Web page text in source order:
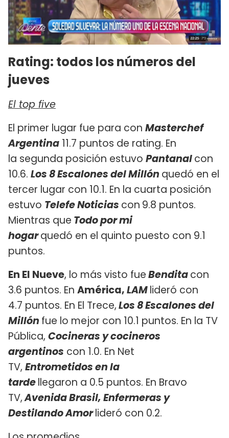
Rating: todos los números del
jueves
El top five
El primer lugar fue para con Masterchef
Argentina 11.7 puntos de rating. En
la segunda posición estuvo Pantanalcon
10.6. Los 8 Escalones del Millón quedó en el
tercer lugar con 10.1. En la cuarta posición
estuvo Telefe Noticias con 9.8 puntos.
Mientras que Todo por mi
hogarquedó en el quinto puesto con 9.1
puntos.
En El Nueve, lo más visto fueBenditacon
3.6 puntos. En América,LAMlideró con
4.7 puntos. En El Trece,Los 8 Escalones del
Millón fue lo mejor con 10.1 puntos. En la TV
Pública, Cocineras y cocineros
argentinos con 1.0. En Net
TV, Entrometidos en la
tardellegaron a 0.5 puntos. En Bravo
TV,Avenida Brasil, Enfermeras y
Destilando Amorlideró con 0.2.